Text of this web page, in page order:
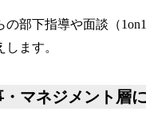
部下指導や面談（
ます。
マネジメント層